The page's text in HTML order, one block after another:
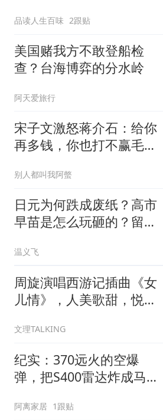
品读人生百味 2跟贴
美国赌我方不敢登船检
查？台海博弈的分水岭
阿天爱旅行
宋子文激怒蒋介石：给你
再多钱，你也打不赢毛泽
别人都叫我阿螫
日元为何跌成废纸？高市
早苗是怎么玩砸的？留给
温义飞
周旋演唱西游记插曲《女
儿情》，人美歌甜，悦耳
文理TALKING
纪实：370远火的空爆
弹，把S400雷达炸成马蜂
了
阿离家居 1跟贴